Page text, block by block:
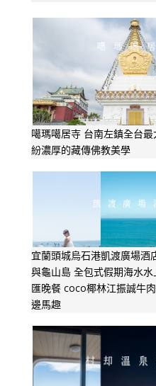
噶瑪噶居寺 台南左鎮全台
紛濃厚的藏傳佛教美學
宜蘭頭城烏石港凱渡廣場酒
與龜山島 全包式假期海水
匯晚餐 coco椰林江振誠牛
邊馬趣